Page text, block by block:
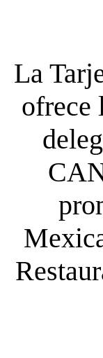
La
ofrece